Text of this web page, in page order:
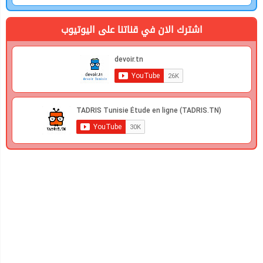
اشترك الان في قناتنا على اليوتيوب